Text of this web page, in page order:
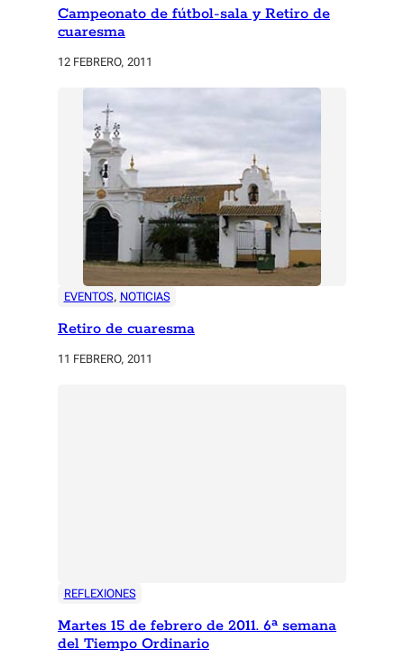
Campeonato de fútbol-sala y Retiro de
cuaresma
12 FEBRERO, 2011
EVENTOS, NOTICIAS
Retiro de cuaresma
11 FEBRERO, 2011
REFLEXIONES
Martes 15 de febrero de 2011. 6ª semana
del Tiempo Ordinario